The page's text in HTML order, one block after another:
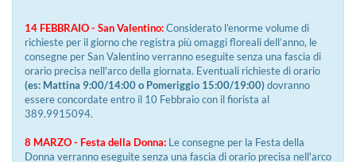
14 FEBBRAIO - San Valentino:Considerato l’enorme volume di
richieste per il giorno che registra più omaggi floreali dell’anno, le
consegne per San Valentino verranno eseguite senza una fascia di
orario precisa nell'arco della giornata. Eventuali richieste di orario
(es: Mattina 9:00/14:00 o Pomeriggio 15:00/19:00)dovranno
essere concordate entro il 10 Febbraio con il fiorista al
389.9915094.
8 MARZO - Festa della Donna: Le consegne per la Festa della
Donna verranno eseguite senza una fascia di orario precisa nell'arco